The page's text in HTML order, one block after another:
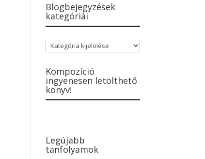
Blogbejegyzések
kategóriái
Blogbejegyzések
kategóriái
Kompozíció
ingyenesen letölthető
könyv!
Legújabb
tanfolyamok